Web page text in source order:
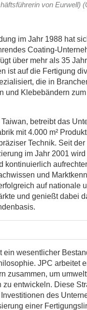
von Eurwell)
im Jahr 1988 hat
Coating-
über mehr als 35
ist auf die Fertigung
die in
und Klebebändern
Taiwan, betreibt das
mit 4.000 m²
Technik. Seit
im Jahr 2001
kontinuierlich
und
auf nationale
und genießt dabei
ein wesentlicher
JPC arbeitet
zusammen, um
zu entwickeln. Diese
des
einer